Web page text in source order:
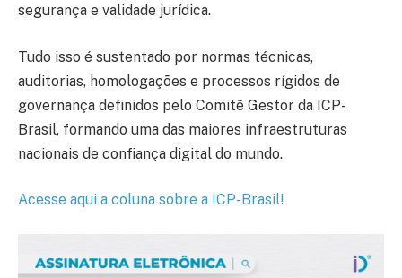
segurança e validade jurídica.
Tudo isso é sustentado por normas técnicas,
auditorias, homologações e processos rígidos de
governança definidos pelo Comitê Gestor da ICP-
Brasil, formando uma das maiores infraestruturas
nacionais de confiança digital do mundo.
Acesse aqui a coluna sobre a ICP-Brasil!